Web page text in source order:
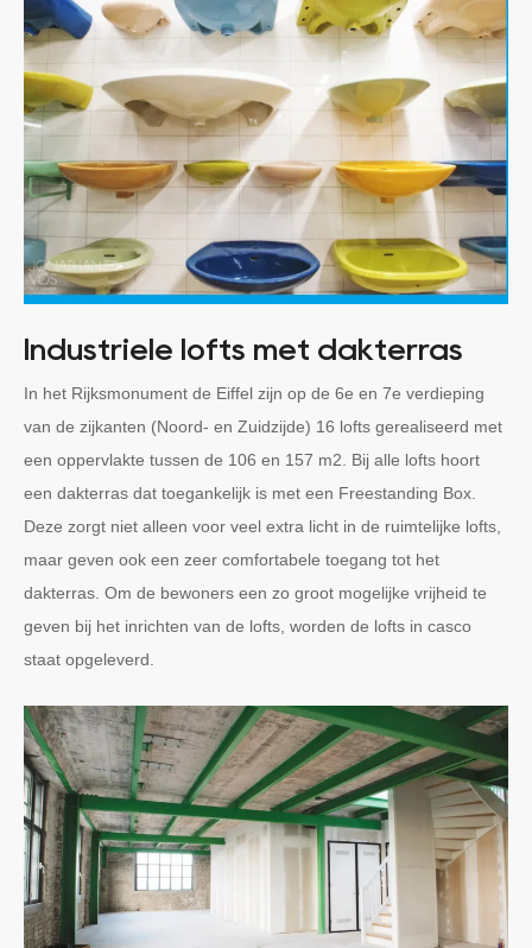
Industriële lofts met dakterras
In het Rijksmonument de Eiffel zijn op de 6e en 7e verdieping
van de zijkanten (Noord- en Zuidzijde) 16 lofts gerealiseerd met
een oppervlakte tussen de 106 en 157 m2. Bij alle lofts hoort
een dakterras dat toegankelijk is met een Freestanding Box.
Deze zorgt niet alleen voor veel extra licht in de ruimtelijke lofts,
maar geven ook een zeer comfortabele toegang tot het
dakterras. Om de bewoners een zo groot mogelijke vrijheid te
geven bij het inrichten van de lofts, worden de lofts in casco
staat opgeleverd.